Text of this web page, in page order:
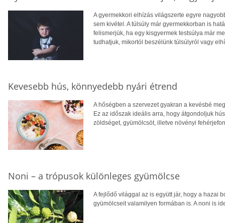
A gyermekkori elhízás világszerte egyre
sem kivétel. A túlsúly már gyermekkorban is
felismerjük, ha egy kisgyermek testsúlya már
tudhatjuk, mikortól beszélünk túlsúlyról vagy
Kevesebb hús, könnyedebb nyári étrend
A hőségben a szervezet gyakran a kevésbé
Ez az időszak ideális arra, hogy átgondoljuk
zöldséget, gyümölcsöt, illetve növényi
Noni – a trópusok különleges gyümölcse
A fejlődő világgal az is együtt jár, hogy a hazai
gyümölcseit valamilyen formában is. A noni is